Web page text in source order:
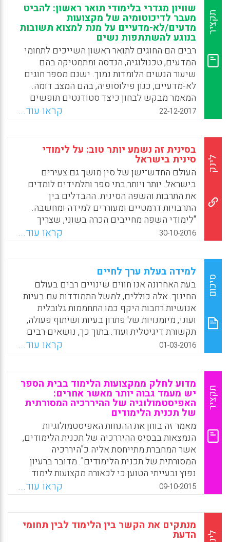
WhatsApp
Facebook
Email
X תקציר
שוויון מגדרי בלימודי תואר ראשון: להביט
מעבר לדיכוטומיה של מקצועות
מדעים/לא-מדעיים על מנת למצוא תשובות
בנוגע להשתתפות נשים
רבים הם החוגים לתואר ראשון השייכים לתחומי
המדעים, טכנולוגיה, הנדסה ומתמטיקה בהם
שיעור הנשים הלומדות נמוך. ישנם מספר חוגים
לא-מדעיים, כגון פילוסופיה, בהם המצב דומה.
המאמר מבקש לבחון כיצד סטודנטים תופשים
את המקצועות הנלמדים במסגרת לימודי תואר
ראשון והאם התפישה שקיימת הפליה מגדרית
נגד נשים בחוגים מסוימים אכן מנבאת הבדלים
מגדריים בחוגי הלימוד. מן המחקר עולה שהמנבא
הדומיננטי לאיזון מגדרי בחוגים לתואר ראשון
אינו היות המקצוע מדעי או לא-מדעי, אלא שילוב
של מאפיינים שונים של המקצוע, כגון האם
המקצוע נתפש כמתמטי, מדעי, מסייע לאנשים או
יצירתי.
WhatsApp
Facebook
Email
X
22-12-2017 קראו עוד...
לינק
בסינית זה נשמע יותר טוב: על לימודי
סינית בישראל
העולם החדש־ישן של סין מושך גם צעירים
בישראל. יותר ויותר בתי ספר ותלמידים לומדים
את התרבות והשפה הסינית. ההבדלים בין
התרבויות דרמטיים ומעוררים למידה ומחשבה.
"לימודי השפה מחייבים הכרה בשוני, שצריך
לכבד", אומרת ד"ר ליהי יריב־לאור, ראש מכון
קונפוציוס באוניברסיטה העברית (נאוה דקל).
WhatsApp
Facebook
Email
X
30-10-2016 קראו עוד...
סיכום
למידה בעלת ערך לחיים
בעת האחרונה אנו חווים שינויים רבים בעולם
החינוך. אלה כוללים, למשל התמודדות עם בעיות
אנושיות רחבות היקף כמו התחממות גלובלית
ועוני, מיומנויות של פתרון בעיות ושיתוף פעולה,
תקשורת דיגיטלית ועוד. בתוך כך, נושאים רבים
שבתכנית הלימודים, שלא ברורה תרומתם
למציאות העכשווית, מופיעים עדיין בספרי
הלימוד ובבחינות. מכאן, עולה השאלה איזה
למידה באמת משמעותית ללומדים של היום?
(David N. Perkins).
WhatsApp
Facebook
Email
X
01-03-2016 קראו עוד...
תקציר
מדוע לחלק ממקצועות הלימוד בבית הספר
יש מעמד גבוה יותר מאשר אחרים:
האפיסטמולוגיה של ההיררכיה המסורתית
של תכנית הלימודים
מאמר זה בוחן את ההנחות האפיסטמולוגיות
הנמצאות בבסיס ההיררכיה של תכנית הלימודים,
אשר המחברת מתייחסת אליה כ"היררכיה
המסורתית של תכנית הלימודים". מדובר ברעיון
נפוץ ובעייתי הטוען כי לכאורה מקצועות לימוד
מופשטים, כמו מתמטיקה ופיזיקה, מוערכים יותר
מאשר מקצועות המקושרים להתנסות קונקרטית,
לתכליתיות ולגוף, כמו חינוך גופני ותחומי לימוד
מקצועיים (Bleazby, Jennifer, 2015).
09-10-2015 קראו עוד...
מנתקים את הקשר בין הלימוד לבין תחומי
הדעת